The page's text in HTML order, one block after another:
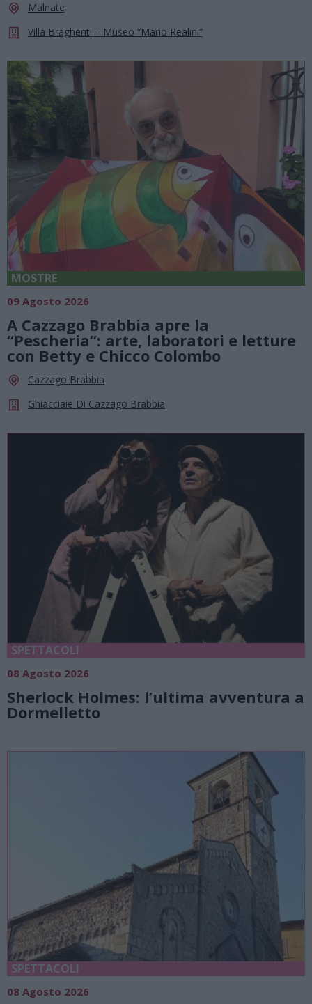
Malnate
Villa Braghenti – Museo “Mario Realini”
MOSTRE
09 Agosto 2026
A Cazzago Brabbia apre la
“Pescheria”: arte, laboratori e letture
con Betty e Chicco Colombo
Cazzago Brabbia
Ghiacciaie Di Cazzago Brabbia
SPETTACOLI
08 Agosto 2026
Sherlock Holmes: l’ultima avventura a
Dormelletto
SPETTACOLI
08 Agosto 2026